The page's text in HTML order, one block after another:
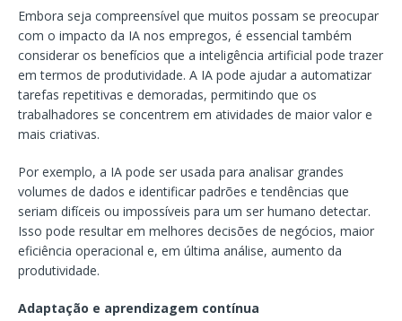
Embora seja compreensível que muitos possam se preocupar
com o impacto da IA nos empregos, é essencial também
considerar os benefícios que a inteligência artificial pode trazer
em termos de produtividade. A IA pode ajudar a automatizar
tarefas repetitivas e demoradas, permitindo que os
trabalhadores se concentrem em atividades de maior valor e
mais criativas.
Por exemplo, a IA pode ser usada para analisar grandes
volumes de dados e identificar padrões e tendências que
seriam difíceis ou impossíveis para um ser humano detectar.
Isso pode resultar em melhores decisões de negócios, maior
eficiência operacional e, em última análise, aumento da
produtividade.
Adaptação e aprendizagem contínua